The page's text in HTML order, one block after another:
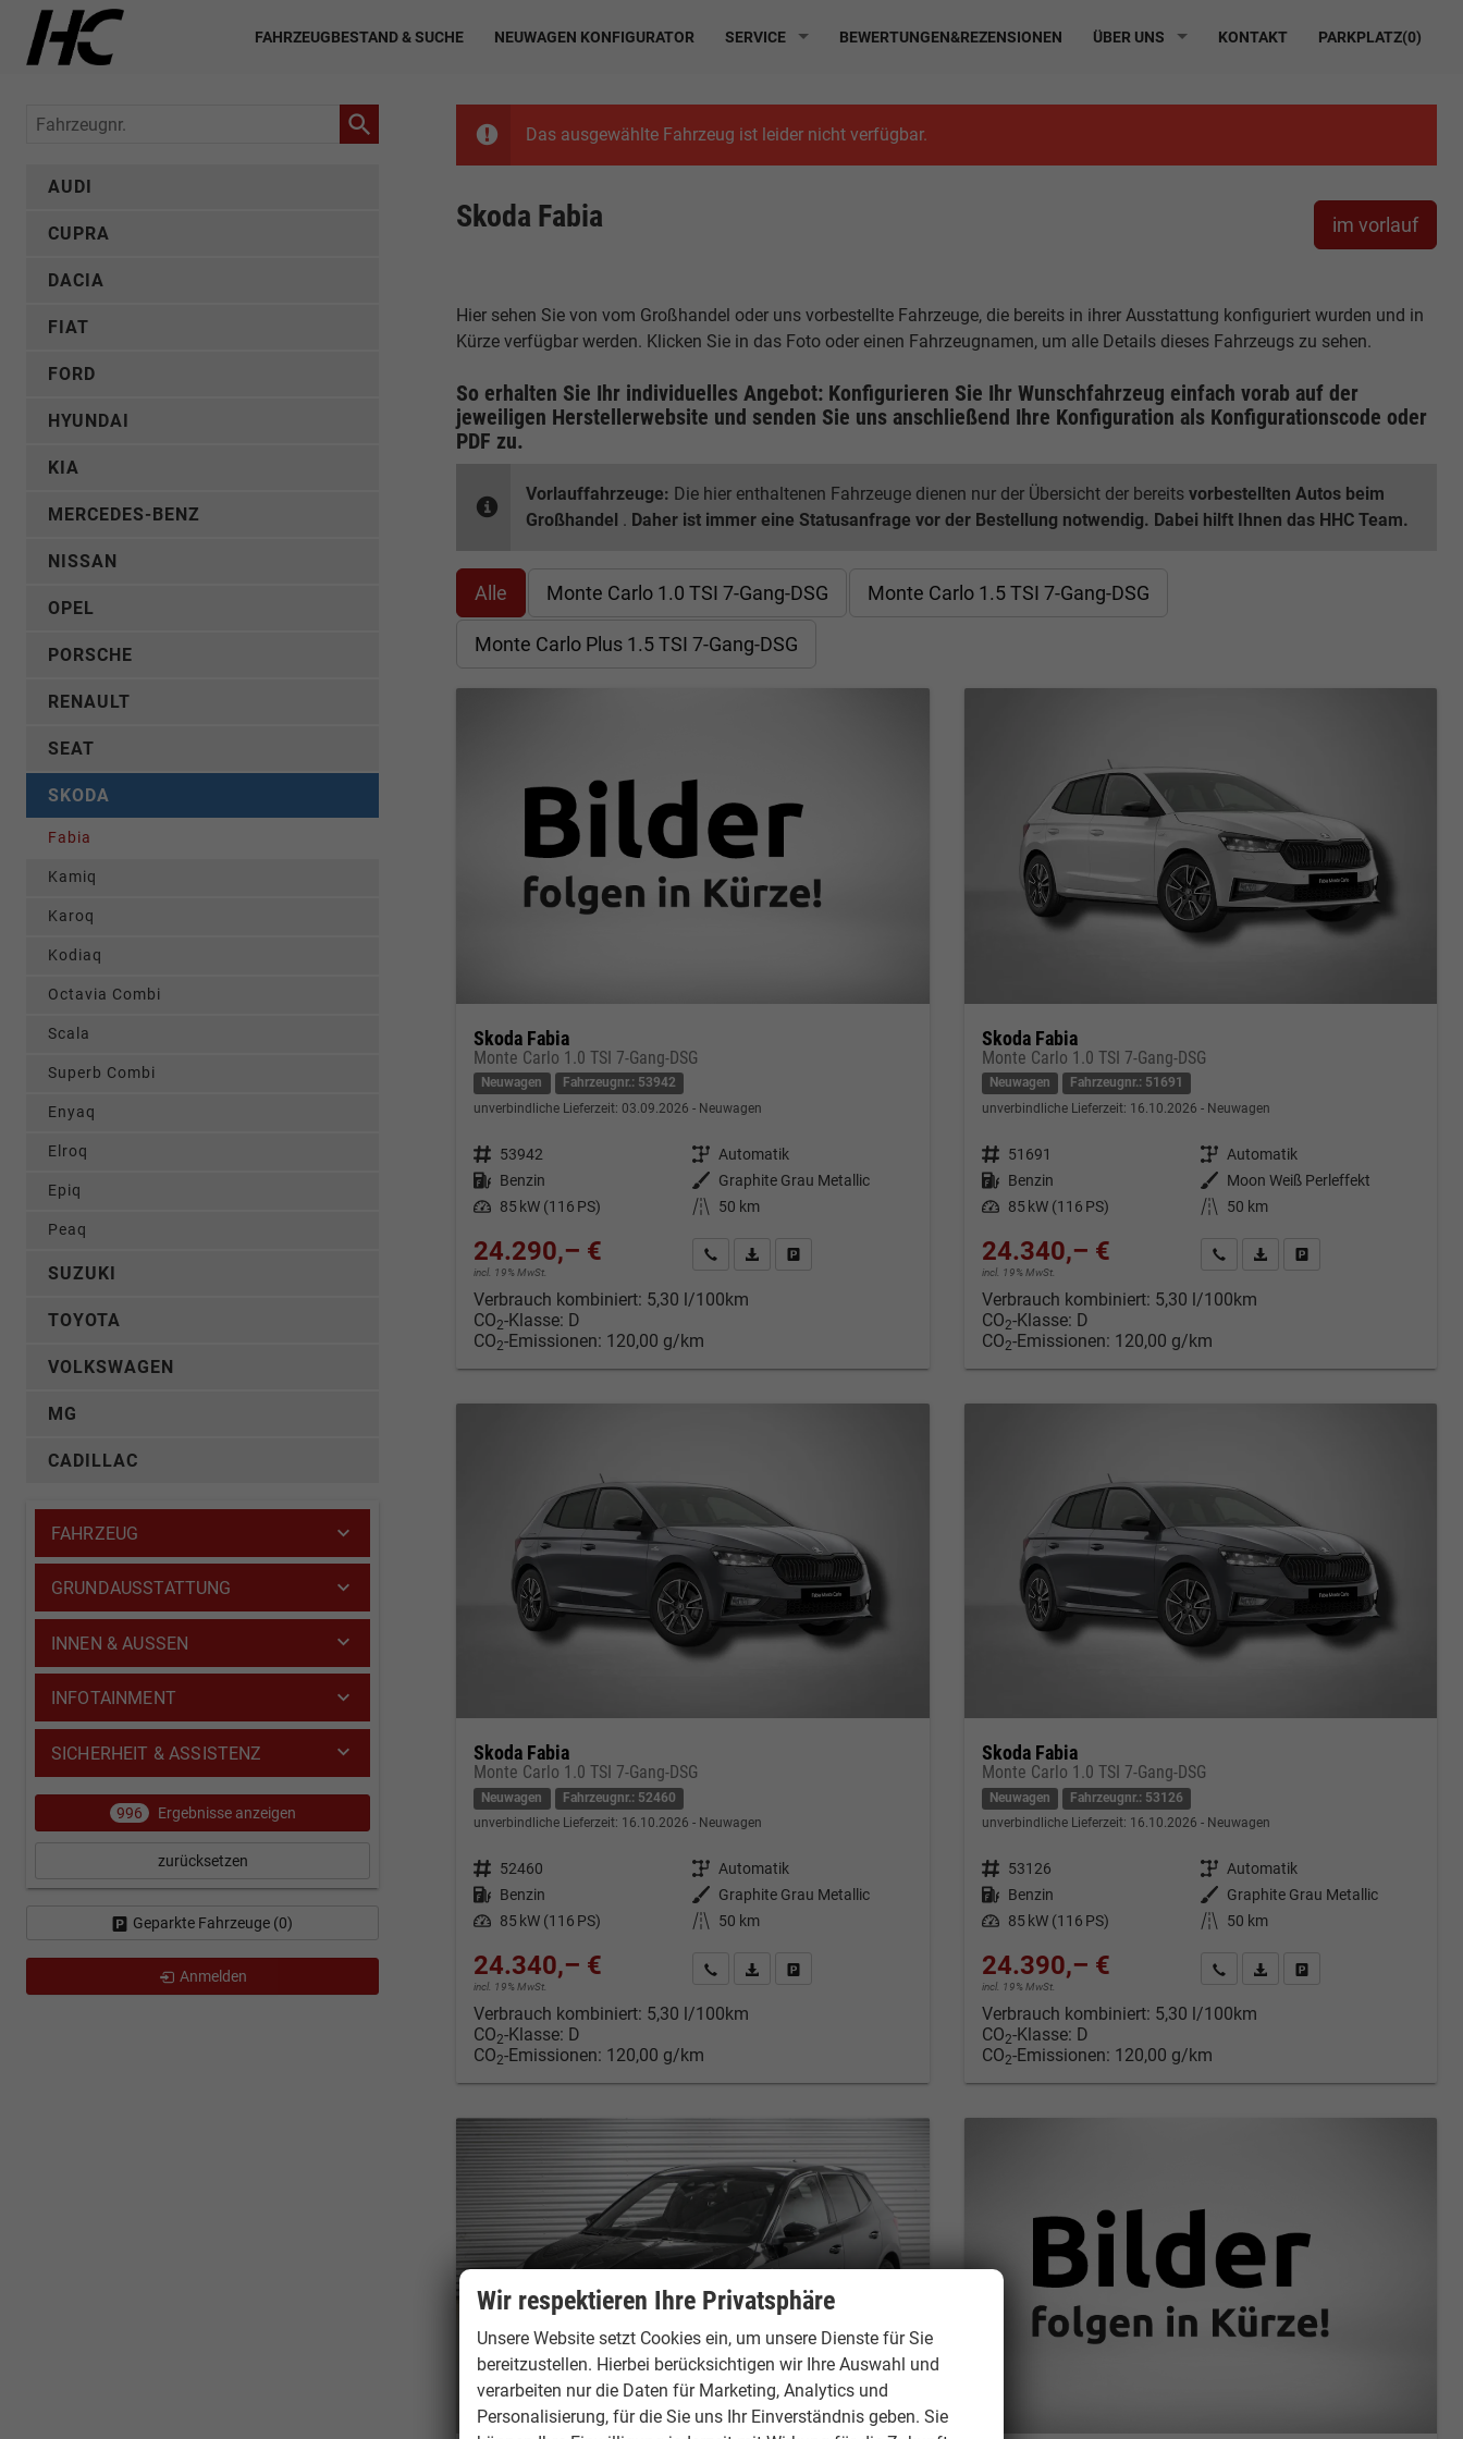
FAHRZEUGBESTAND & SUCHE NEUWAGEN KONFIGURATOR SERVICE BEWERTUNGEN&REZENSIONEN ÜBER UNS KONTAKT PARKPLATZ(0)
Das ausgewählte Fahrzeug ist leider nicht verfügbar.
im vorlauf
Skoda Fabia
Hier sehen Sie von vom Großhandel oder uns vorbestellte Fahrzeuge, die bereits in ihrer Ausstattung konfiguriert wurden und in
Kürze verfügbar werden. Klicken Sie in das Foto oder einen Fahrzeugnamen, um alle Details dieses Fahrzeugs zu sehen.
So erhalten Sie Ihr individuelles Angebot: Konfigurieren Sie Ihr Wunschfahrzeug einfach vorab auf der
jeweiligen Herstellerwebsite und senden Sie uns anschließend Ihre Konfiguration als Konfigurationscode oder
PDF zu.
Vorlauffahrzeuge: Die hier enthaltenen Fahrzeuge dienen nur der Übersicht der bereitsvorbestellten Autos beim
Großhandel . Daher ist immer eine Statusanfrage vor der Bestellung notwendig. Dabei hilft Ihnen das HHC Team.
Alle Monte Carlo 1.0 TSI 7-Gang-DSG Monte Carlo 1.5 TSI 7-Gang-DSG
Monte Carlo Plus 1.5 TSI 7-Gang-DSG
Skoda Fabia
Monte Carlo 1.0 TSI 7-Gang-DSG
Neuwagen
Fahrzeugnr.: 53942
unverbindliche Lieferzeit: 03.09.2026 Neuwagen
Fahrzeugnr. 53942 Getriebe Automatik
Kraftstoff Benzin Außenfarbe Graphite Grau Metallic
Leistung 85 kW (116 PS) Kilometerstand 50 km
24.290,– €
incl. 19% MwSt.
Kontakt & Angebot anfordern
PDF-Datei, Fahrzeugexposé drucken
Fahrzeug merken/Expose drucken
Verbrauch kombiniert: 5,30 l/100km
CO2-Klasse: D
CO2-Emissionen: 120,00 g/km
Skoda Fabia
Monte Carlo 1.0 TSI 7-Gang-DSG
Neuwagen
Fahrzeugnr.: 51691
unverbindliche Lieferzeit: 16.10.2026 Neuwagen
Fahrzeugnr. 51691 Getriebe Automatik
Kraftstoff Benzin Außenfarbe Moon Weiß Perleffekt
Leistung 85 kW (116 PS) Kilometerstand 50 km
24.340,– €
incl. 19% MwSt.
Kontakt & Angebot anfordern
PDF-Datei, Fahrzeugexposé
Fahrzeug merken/Expose
Verbrauch kombiniert: 5,30 l/100km
CO2-Klasse: D
CO2-Emissionen: 120,00 g/km
Skoda Fabia
Monte Carlo 1.0 TSI 7-Gang-DSG
Neuwagen
Fahrzeugnr.: 52460
unverbindliche Lieferzeit: 16.10.2026 Neuwagen
Fahrzeugnr. 52460 Getriebe Automatik
Kraftstoff Benzin Außenfarbe
Graphite Grau Metallic
Leistung 85 kW (116 PS) Kilometerstand 50 km
24.340,– €
incl. 19% MwSt.
Kontakt & Angebot anfordern
PDF-Datei, Fahrzeugexposé drucken
Fahrzeug merken/Expose drucken
Verbrauch kombiniert: 5,30 l/100km
CO2-Klasse: D
CO2-Emissionen: 120,00 g/km
Skoda Fabia
Monte Carlo 1.0 TSI 7-Gang-DSG
Neuwagen
Fahrzeugnr.: 53126
unverbindliche Lieferzeit: 16.10.2026 Neuwagen
Fahrzeugnr. 53126 Getriebe Automatik
Kraftstoff Benzin Außenfarbe
Graphite Grau Metallic
Leistung 85 kW (116 PS) Kilometerstand 50 km
24.390,– €
incl. 19% MwSt.
Kontakt & Angebot anfordern
PDF-Datei, Fahrzeugexposé
Fahrzeug merken/Expose
Verbrauch kombiniert: 5,30 l/100km
CO2-Klasse: D
CO2-Emissionen: 120,00 g/km
Fahrzeugnr.
AUDI
CUPRA
DACIA
FIAT
FORD
HYUNDAI
KIA
MERCEDES-BENZ
NISSAN
OPEL
PORSCHE
RENAULT
SEAT
SKODA
Fabia
Kamiq
Karoq
Kodiaq
Octavia Combi
Scala
Superb Combi
Enyaq
Elroq
Epiq
Peaq
SUZUKI
TOYOTA
VOLKSWAGEN
MG
CADILLAC
FAHRZEUG
GRUNDAUSSTATTUNG
INNEN & AUSSEN
INFOTAINMENT
SICHERHEIT & ASSISTENZ
996 Ergebnisse anzeigen
zurücksetzen
Geparkte Fahrzeuge (0)
Anmelden
Wir respektieren Ihre Privatsphäre
Unsere Website setzt Cookies ein, um unsere Dienste für Sie
bereitzustellen. Hierbei berücksichtigen wir Ihre Auswahl und
verarbeiten nur die Daten für Marketing, Analytics und
Personalisierung, für die Sie uns Ihr Einverständnis geben. Sie